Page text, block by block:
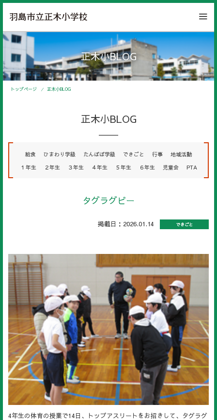
正木小BLOG
トップページ 正木小BLOG
正木小BLOG
給食 ひまわり学級 たんぽぽ学級 できごと 行事
地域活動
１年生
２年生 ３年生 ４年生 ５年生 ６年生 児童会 PTA
タグラグビー
掲載日：2026.01.14 できごと
4年生の体育の授業で14日、トップアスリートをお招きして、タグラグ